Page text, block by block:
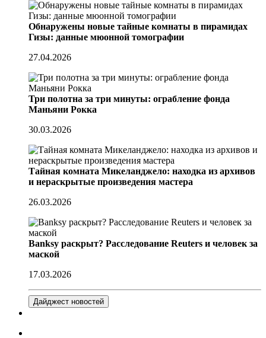
Обнаружены новые тайные комнаты в пирамидах
Гизы: данные мюонной томографии
27.04.2026
Три полотна за три минуты: ограбление фонда
Маньяни Рокка
30.03.2026
Тайная комната Микеланджело: находка из архивов
и нераскрытые произведения мастера
26.03.2026
Banksy раскрыт? Расследование Reuters и человек за
маской
17.03.2026
Дайджест новостей